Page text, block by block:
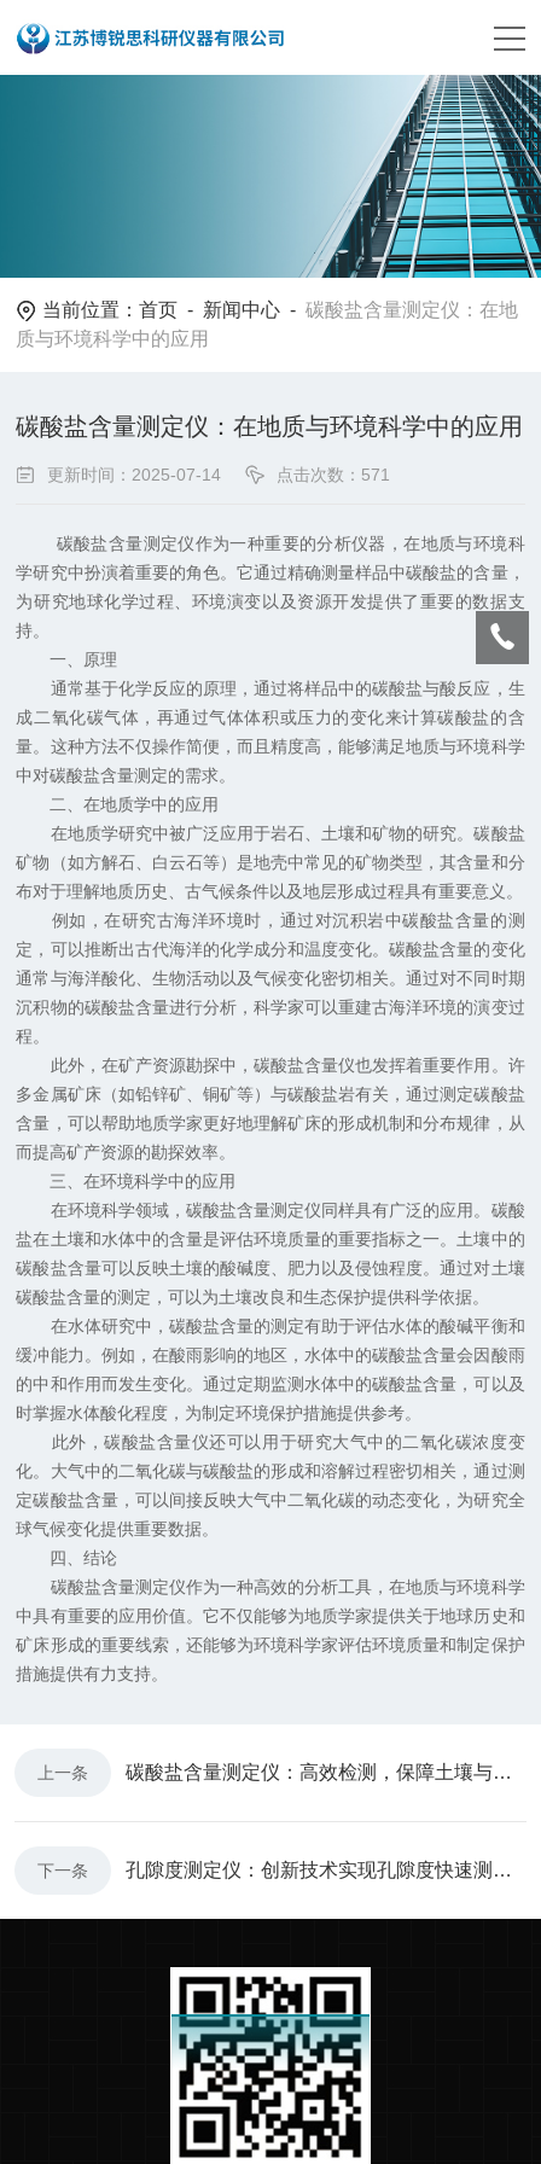
当前位置：首页 - 新闻中心 -碳酸盐含量测定仪：在地
质与环境科学中的应用
碳酸盐含量测定仪：在地质与环境科学中的应用
更新时间：2025-07-14 点击次数：571
碳酸盐含量测定仪作为一种重要的分析仪器，在地质与环境科
学研究中扮演着重要的角色。它通过精确测量样品中碳酸盐的含量，
为研究地球化学过程、环境演变以及资源开发提供了重要的数据支
持。
一、原理
通常基于化学反应的原理，通过将样品中的碳酸盐与酸反应，生
成二氧化碳气体，再通过气体体积或压力的变化来计算碳酸盐的含
量。这种方法不仅操作简便，而且精度高，能够满足地质与环境科学
中对碳酸盐含量测定的需求。
二、在地质学中的应用
在地质学研究中被广泛应用于岩石、土壤和矿物的研究。碳酸盐
矿物（如方解石、白云石等）是地壳中常见的矿物类型，其含量和分
布对于理解地质历史、古气候条件以及地层形成过程具有重要意义。
例如，在研究古海洋环境时，通过对沉积岩中碳酸盐含量的测
定，可以推断出古代海洋的化学成分和温度变化。碳酸盐含量的变化
通常与海洋酸化、生物活动以及气候变化密切相关。通过对不同时期
沉积物的碳酸盐含量进行分析，科学家可以重建古海洋环境的演变过
程。
此外，在矿产资源勘探中，碳酸盐含量仪也发挥着重要作用。许
多金属矿床（如铅锌矿、铜矿等）与碳酸盐岩有关，通过测定碳酸盐
含量，可以帮助地质学家更好地理解矿床的形成机制和分布规律，从
而提高矿产资源的勘探效率。
三、在环境科学中的应用
在环境科学领域，碳酸盐含量测定仪同样具有广泛的应用。碳酸
盐在土壤和水体中的含量是评估环境质量的重要指标之一。土壤中的
碳酸盐含量可以反映土壤的酸碱度、肥力以及侵蚀程度。通过对土壤
碳酸盐含量的测定，可以为土壤改良和生态保护提供科学依据。
在水体研究中，碳酸盐含量的测定有助于评估水体的酸碱平衡和
缓冲能力。例如，在酸雨影响的地区，水体中的碳酸盐含量会因酸雨
的中和作用而发生变化。通过定期监测水体中的碳酸盐含量，可以及
时掌握水体酸化程度，为制定环境保护措施提供参考。
此外，碳酸盐含量仪还可以用于研究大气中的二氧化碳浓度变
化。大气中的二氧化碳与碳酸盐的形成和溶解过程密切相关，通过测
定碳酸盐含量，可以间接反映大气中二氧化碳的动态变化，为研究全
球气候变化提供重要数据。
四、结论
碳酸盐含量测定仪作为一种高效的分析工具，在地质与环境科学
中具有重要的应用价值。它不仅能够为地质学家提供关于地球历史和
矿床形成的重要线索，还能够为环境科学家评估环境质量和制定保护
措施提供有力支持。
上一条 碳酸盐含量测定仪：高效检测，保障土壤与水质质量
下一条 孔隙度测定仪：创新技术实现孔隙度快速测量，提升地质研究效率